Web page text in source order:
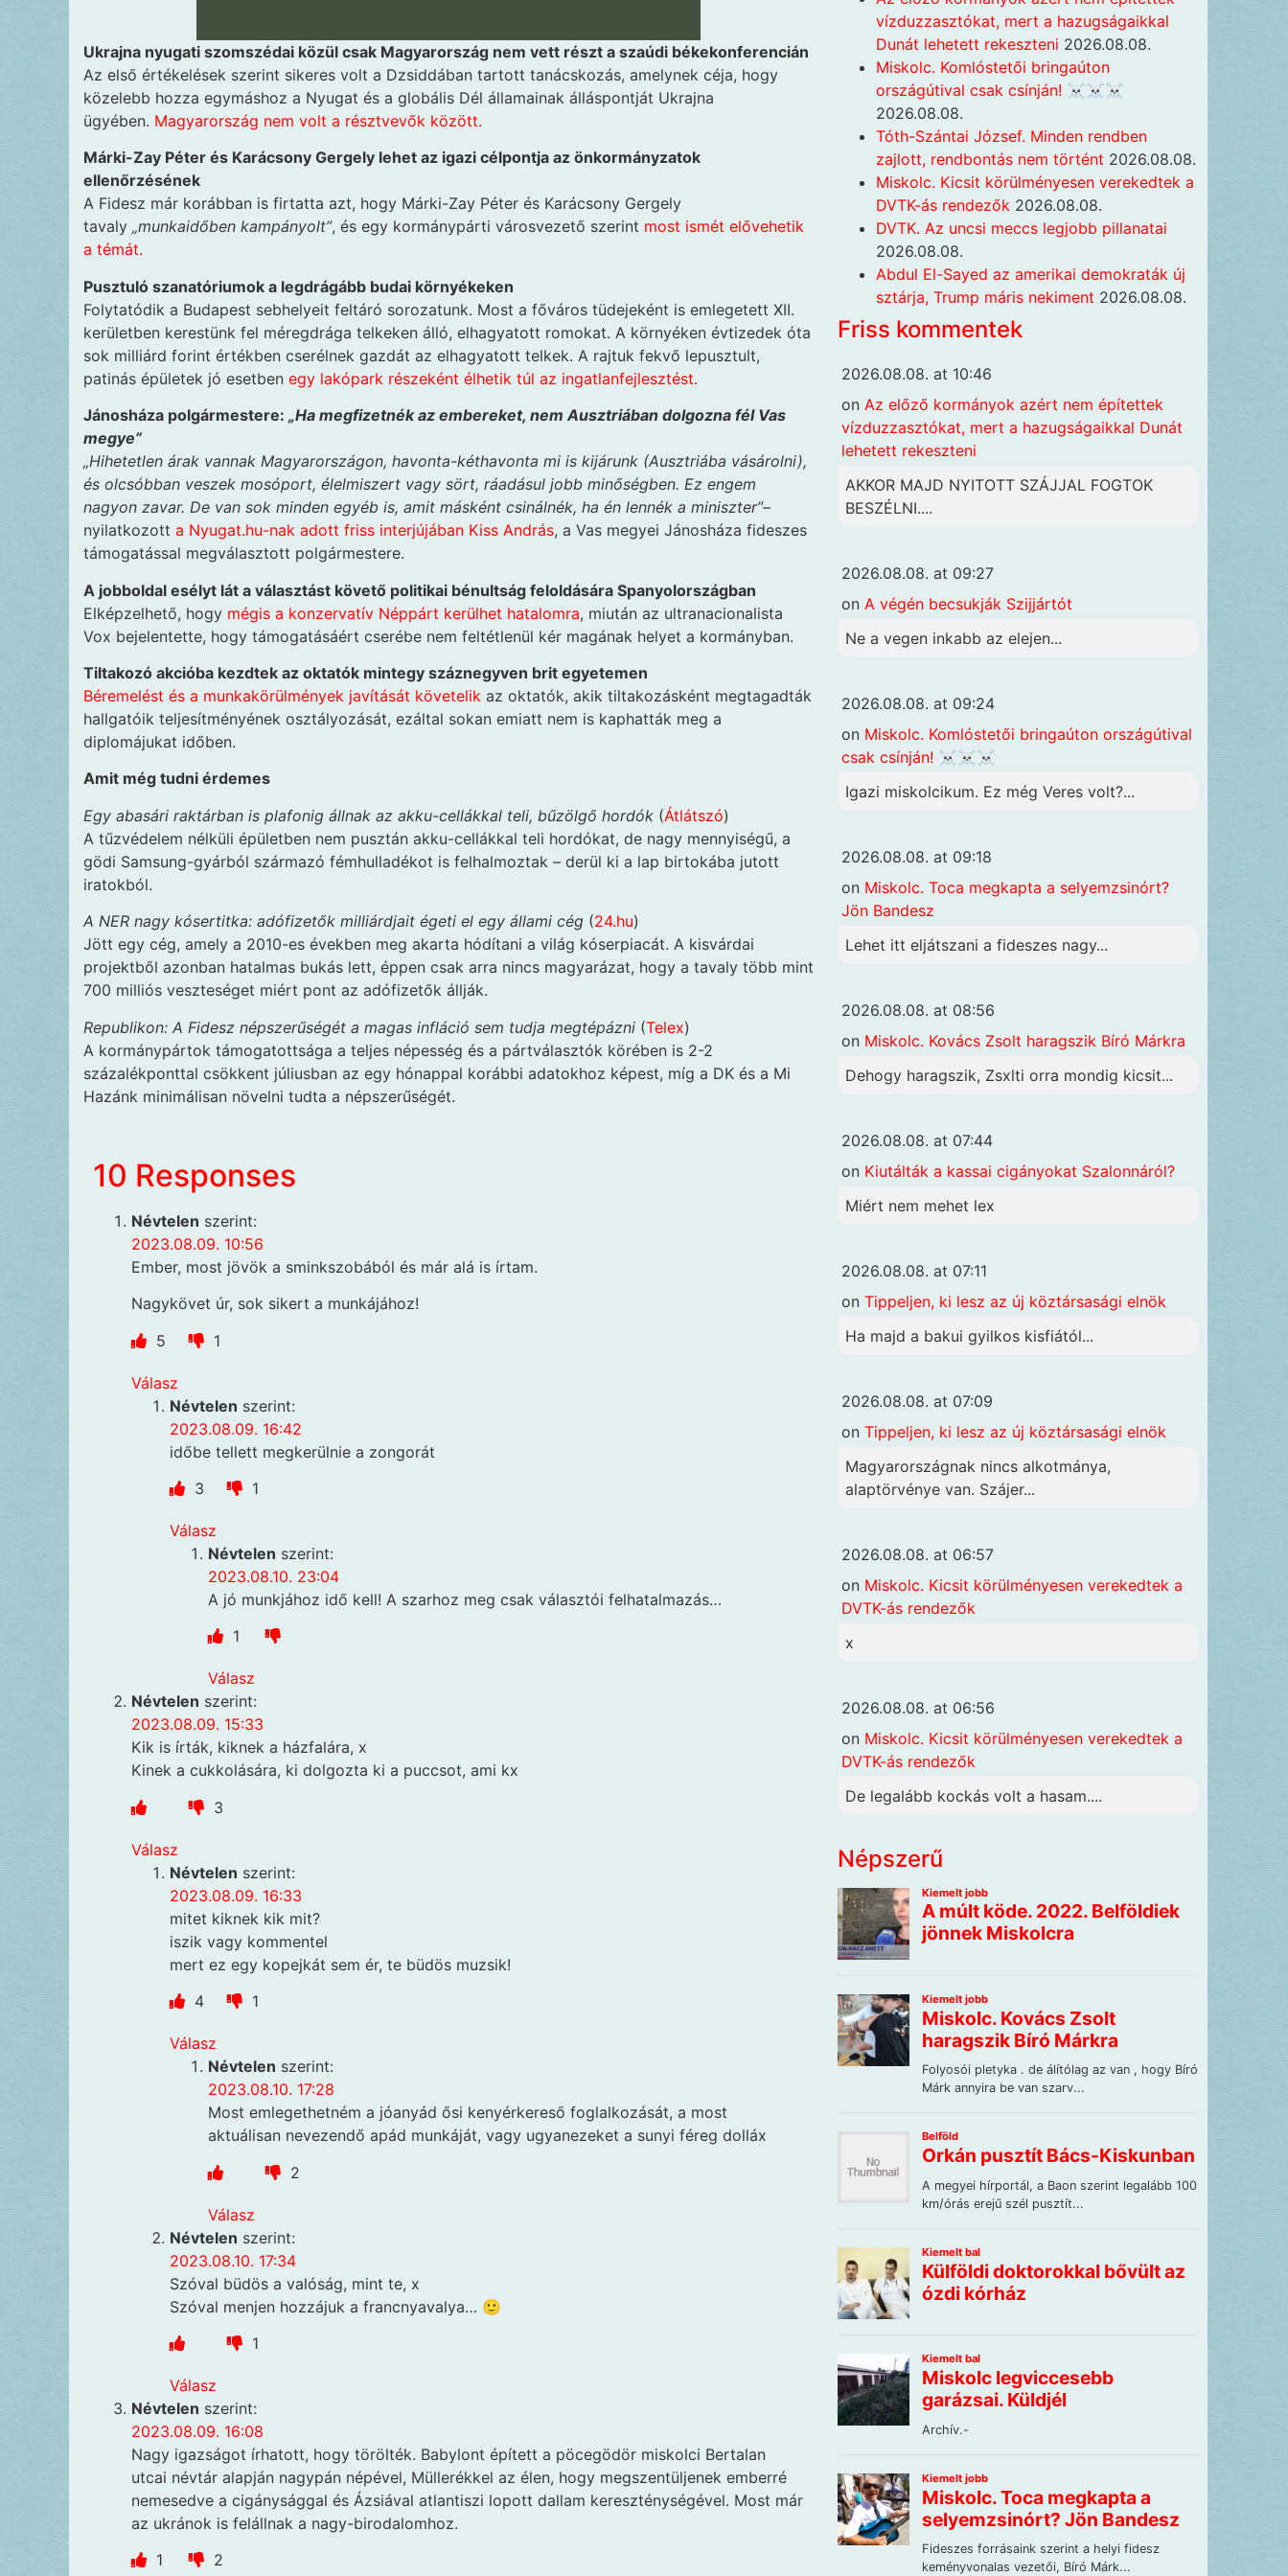
Ukrajna nyugati szomszédai közül csak Magyarország nem vett részt a szaúdi békekonferencián
Az első értékelések szerint sikeres volt a Dzsiddában tartott tanácskozás, amelynek céja, hogy
közelebb hozza egymáshoz a Nyugat és a globális Dél államainak álláspontját Ukrajna
ügyében. Magyarország nem volt a résztvevők között.
Márki-Zay Péter és Karácsony Gergely lehet az igazi célpontja az önkormányzatok
ellenőrzésének
A Fidesz már korábban is firtatta azt, hogy Márki-Zay Péter és Karácsony Gergely
tavaly „munkaidőben kampányolt”, és egy kormánypárti városvezető szerint most ismét elővehetik
a témát.
Pusztuló szanatóriumok a legdrágább budai környékeken
Folytatódik a Budapest sebhelyeit feltáró sorozatunk. Most a főváros tüdejeként is emlegetett XII.
kerületben kerestünk fel méregdrága telkeken álló, elhagyatott romokat. A környéken évtizedek óta
sok milliárd forint értékben cserélnek gazdát az elhagyatott telkek. A rajtuk fekvő lepusztult,
patinás épületek jó esetben egy lakópark részeként élhetik túl az ingatlanfejlesztést.
Jánosháza polgármestere: „Ha megfizetnék az embereket, nem Ausztriában dolgozna fél Vas
megye”
„Hihetetlen árak vannak Magyarországon, havonta-kéthavonta mi is kijárunk (Ausztriába vásárolni),
és olcsóbban veszek mosóport, élelmiszert vagy sört, ráadásul jobb minőségben. Ez engem
nagyon zavar. De van sok minden egyéb is, amit másként csinálnék, ha én lennék a miniszter”–
nyilatkozott a Nyugat.hu-nak adott friss interjújában Kiss András, a Vas megyei Jánosháza fideszes
támogatással megválasztott polgármestere.
A jobboldal esélyt lát a választást követő politikai bénultság feloldására Spanyolországban
Elképzelhető, hogy mégis a konzervatív Néppárt kerülhet hatalomra, miután az ultranacionalista
Vox bejelentette, hogy támogatásáért cserébe nem feltétlenül kér magának helyet a kormányban.
Tiltakozó akcióba kezdtek az oktatók mintegy száznegyven brit egyetemen
Béremelést és a munkakörülmények javítását követelik az oktatók, akik tiltakozásként megtagadták
hallgatóik teljesítményének osztályozását, ezáltal sokan emiatt nem is kaphatták meg a
diplomájukat időben.
Amit még tudni érdemes
Egy abasári raktárban is plafonig állnak az akku-cellákkal teli, bűzölgő hordók (Átlátszó)
A tűzvédelem nélküli épületben nem pusztán akku-cellákkal teli hordókat, de nagy mennyiségű, a
gödi Samsung-gyárból származó fémhulladékot is felhalmoztak – derül ki a lap birtokába jutott
iratokból.
A NER nagy kósertitka: adófizetők milliárdjait égeti el egy állami cég (24.hu)
Jött egy cég, amely a 2010-es években meg akarta hódítani a világ kóserpiacát. A kisvárdai
projektből azonban hatalmas bukás lett, éppen csak arra nincs magyarázat, hogy a tavaly több mint
700 milliós veszteséget miért pont az adófizetők állják.
Republikon: A Fidesz népszerűségét a magas infláció sem tudja megtépázni (Telex)
A kormánypártok támogatottsága a teljes népesség és a pártválasztók körében is 2-2
százalékponttal csökkent júliusban az egy hónappal korábbi adatokhoz képest, míg a DK és a Mi
Hazánk minimálisan növelni tudta a népszerűségét.
10 Responses
Névtelen szerint:
2023.08.09. 10:56
Ember, most jövök a sminkszobából és már alá is írtam.
Nagykövet úr, sok sikert a munkájához!
5
1
Válasz
Névtelen szerint:
2023.08.09. 16:42
időbe tellett megkerülnie a zongorát
3
1
Válasz
Névtelen szerint:
2023.08.10. 23:04
A jó munkjához idő kell! A szarhoz meg csak választói felhatalmazás…
1
Válasz
Névtelen szerint:
2023.08.09. 15:33
Kik is írták, kiknek a házfalára, x
Kinek a cukkolására, ki dolgozta ki a puccsot, ami kx
3
Válasz
Névtelen szerint:
2023.08.09. 16:33
mitet kiknek kik mit?
iszik vagy kommentel
mert ez egy kopejkát sem ér, te büdös muzsik!
4
1
Válasz
Névtelen szerint:
2023.08.10. 17:28
Most emlegethetném a jóanyád ősi kenyérkereső foglalkozását, a most
aktuálisan nevezendő apád munkáját, vagy ugyanezeket a sunyi féreg dolláx
2
Válasz
Névtelen szerint:
2023.08.10. 17:34
Szóval büdös a valóság, mint te, x
Szóval menjen hozzájuk a francnyavalya… 🙂
1
Válasz
Névtelen szerint:
2023.08.09. 16:08
Nagy igazságot írhatott, hogy törölték. Babylont épített a pöcegödör miskolci Bertalan
utcai névtár alapján nagypán népével, Müllerékkel az élen, hogy megszentüljenek emberré
nemesedve a cigánysággal és Ázsiával atlantiszi lopott dallam kereszténységével. Most már
az ukránok is felállnak a nagy-birodalomhoz.
1
2
vízduzzasztókat, mert a hazugságaikkal
Dunát lehetett rekeszteni 2026.08.08.
Miskolc. Komlóstetői bringaúton
országútival csak csínján! ☠️☠️☠️
2026.08.08.
Tóth-Szántai József. Minden rendben
zajlott, rendbontás nem történt 2026.08.08.
Miskolc. Kicsit körülményesen verekedtek a
DVTK-ás rendezők 2026.08.08.
DVTK. Az uncsi meccs legjobb pillanatai
2026.08.08.
Abdul El-Sayed az amerikai demokraták új
sztárja, Trump máris nekiment 2026.08.08.
Friss kommentek
2026.08.08. at 10:46
on Az előző kormányok azért nem építettek
vízduzzasztókat, mert a hazugságaikkal Dunát
lehetett rekeszteni
AKKOR MAJD NYITOTT SZÁJJAL FOGTOK
BESZÉLNI....
2026.08.08. at 09:27
on A végén becsukják Szijjártót
Ne a vegen inkabb az elejen...
2026.08.08. at 09:24
on Miskolc. Komlóstetői bringaúton országútival
csak csínján! ☠️☠️☠️
Igazi miskolcikum. Ez még Veres volt?...
2026.08.08. at 09:18
on Miskolc. Toca megkapta a selyemzsinórt?
Jön Bandesz
Lehet itt eljátszani a fideszes nagy...
2026.08.08. at 08:56
on Miskolc. Kovács Zsolt haragszik Bíró Márkra
Dehogy haragszik, Zsxlti orra mondig kicsit...
2026.08.08. at 07:44
on Kiutálták a kassai cigányokat Szalonnáról?
Miért nem mehet lex
2026.08.08. at 07:11
on Tippeljen, ki lesz az új köztársasági elnök
Ha majd a bakui gyilkos kisfiától...
2026.08.08. at 07:09
on Tippeljen, ki lesz az új köztársasági elnök
Magyarországnak nincs alkotmánya,
alaptörvénye van. Szájer...
2026.08.08. at 06:57
on Miskolc. Kicsit körülményesen verekedtek a
DVTK-ás rendezők
x
2026.08.08. at 06:56
on Miskolc. Kicsit körülményesen verekedtek a
DVTK-ás rendezők
De legalább kockás volt a hasam....
Népszerű